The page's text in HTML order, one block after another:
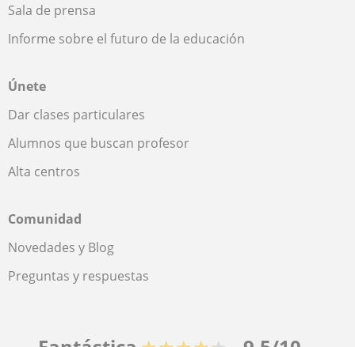
Sala de prensa
Informe sobre el futuro de la educación
Únete
Dar clases particulares
Alumnos que buscan profesor
Alta centros
Comunidad
Novedades y Blog
Preguntas y respuestas